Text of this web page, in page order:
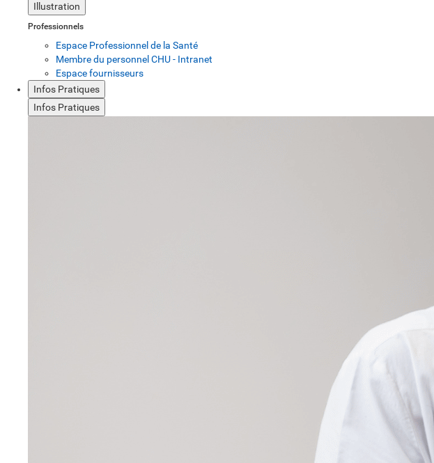
Illustration
Professionnels
Espace Professionnel de la Santé
Membre du personnel CHU - Intranet
Espace fournisseurs
Infos Pratiques
Infos Pratiques